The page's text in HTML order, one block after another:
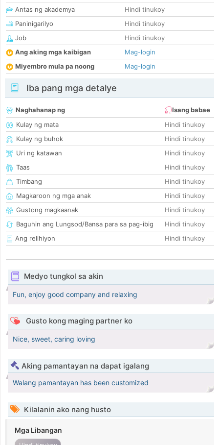
Antas ng akademya
Hindi tinukoy
Paninigarilyo
Hindi tinukoy
Job
Hindi tinukoy
Ang aking mga kaibigan
Mag-login
Miyembro mula pa noong
Mag-login
Iba pang mga detalye
Naghahanap ng
Isang babae
Kulay ng mata
Hindi tinukoy
Kulay ng buhok
Hindi tinukoy
Uri ng katawan
Hindi tinukoy
Taas
Hindi tinukoy
Timbang
Hindi tinukoy
Magkaroon ng mga anak
Hindi tinukoy
Gustong magkaanak
Hindi tinukoy
Baguhin ang Lungsod/Bansa para sa pag-ibig
Hindi tinukoy
Ang relihiyon
Hindi tinukoy
Medyo tungkol sa akin
Fun, enjoy good company and relaxing
Gusto kong maging partner ko
Nice, sweet, caring loving
Aking pamantayan na dapat igalang
Walang pamantayan has been customized
Kilalanin ako nang husto
Mga Libangan